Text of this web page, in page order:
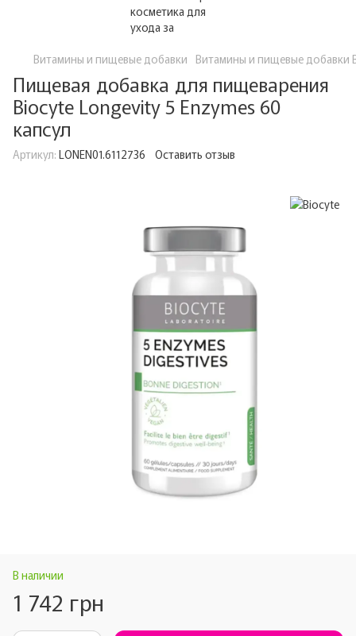
Витамины и пищевые добавки Витамины и пищевые добавки
Пищевая добавка для пищеварения
Biocyte Longevity 5 Enzymes 60
капсул
Артикул: LONEN01.6112736 Оставить отзыв
В наличии
1 742 грн